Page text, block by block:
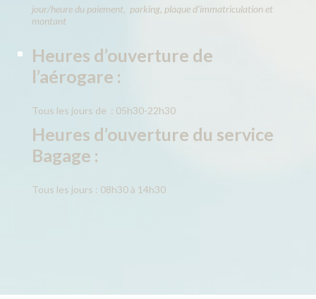
jour/heure du paiement, parking, plaque d’immatriculation et
montant
Heures d’ouverture de
l’aérogare :
Tous les jours de : 05h30-22h30
Heures d’ouverture du service
Bagage :
Tous les jours : 08h30 à 14h30